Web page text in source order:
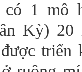
có 1 mô
Kỳ) 20
triển